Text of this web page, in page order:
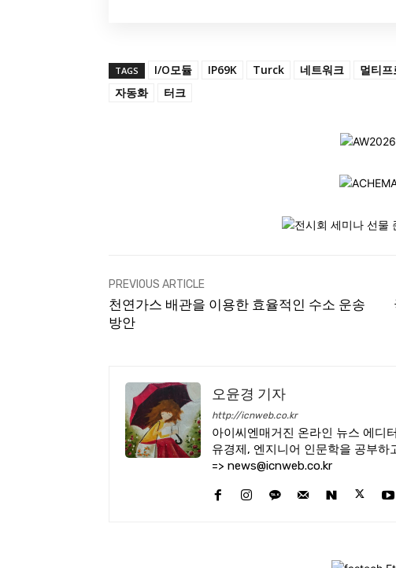
TAGS I/O모듈 IP69K Turck 네트워크 멀티
자동화
터크
PREVIOUS ARTICLE
천연가스 배관을 이용한 효율적인 수소 운송
방안
오윤경 기자
http://icnweb.co.kr
아이씨엔매거진 온라인 뉴스 에디
유경제, 엔지니어 인문학을 공부하
=> news@icnweb.co.kr